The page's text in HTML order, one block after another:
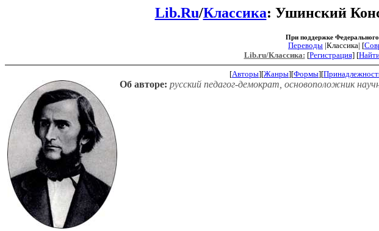
Lib.Ru/Классика: Ушинский
При поддержке
Переводы |Классика| [
Lib.ru/Классика: [Регистрация] [
[Авторы][Жанры][Формы][
Об авторе: русский педагог-демократ, основоположник